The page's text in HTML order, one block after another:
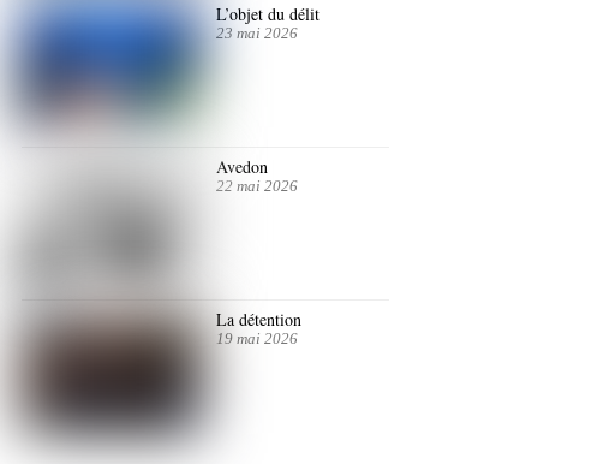
L’objet du délit
23 mai 2026
Avedon
22 mai 2026
La détention
19 mai 2026